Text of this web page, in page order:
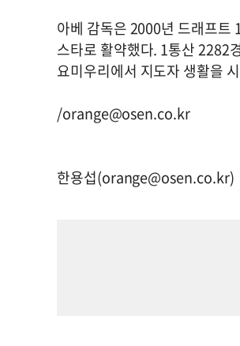
아베 감독은 2000년 드래프트
스타로 활약했다. 1통산 2282
요미우리에서 지도자 생활을
/orange@osen.co.kr
한용섭(orange@osen.co.kr)